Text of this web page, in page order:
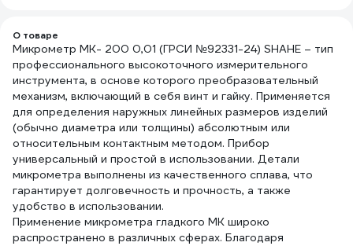
1086095
О товаре
Микрометр МК- 200 0,01 (ГРСИ №92331-24) SHAHE – тип
профессионального высокоточного измерительного
инструмента, в основе которого преобразовательный
механизм, включающий в себя винт и гайку. Применяется
для определения наружных линейных размеров изделий
(обычно диаметра или толщины) абсолютным или
относительным контактным методом. Прибор
универсальный и простой в использовании. Детали
микрометра выполнены из качественного сплава, что
гарантирует долговечность и прочность, а также
удобство в использовании.
Применение микрометра гладкого МК широко
распространено в различных сферах. Благодаря